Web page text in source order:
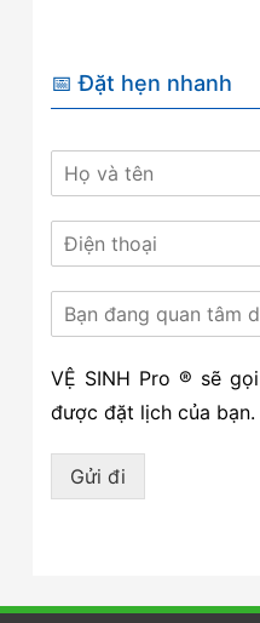
📅 Đặt hẹn nhanh
VỆ SINH Pro ® sẽ
được đặt lịch của bạn.
Gửi đi